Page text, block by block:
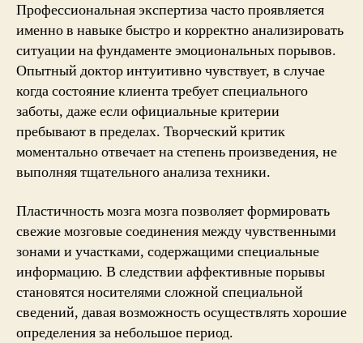
Профессиональная экспертиза часто проявляется
именно в навыке быстро и корректно анализировать
ситуации на фундаменте эмоциональных порывов.
Опытный доктор интуитивно чувствует, в случае
когда состояние клиента требует специального
заботы, даже если официальные критерии
пребывают в пределах. Творческий критик
моментально отвечает на степень произведения, не
выполняя тщательного анализа техники.
Пластичность мозга мозга позволяет формировать
свежие мозговые соединения между чувственными
зонами и участками, содержащими специальные
информацию. В следствии аффективные порывы
становятся носителями сложной специальной
сведений, давая возможность осуществлять хорошие
определения за небольшое период.